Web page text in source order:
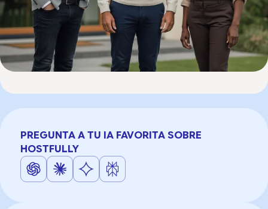
PREGUNTA A TU IA FAVORITA SOBRE
HOSTFULLY